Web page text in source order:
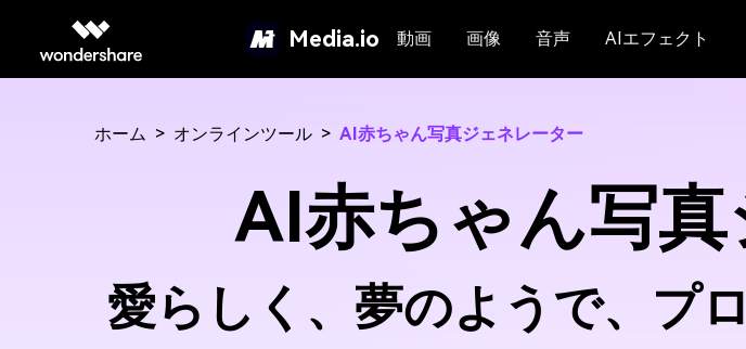
Media.io 動画 画像 音声 AIエフェクト
ホーム > オンラインツール > AI赤ちゃん写真ジェネレーター
AI赤ちゃん写
愛らしく、夢のようで、プ